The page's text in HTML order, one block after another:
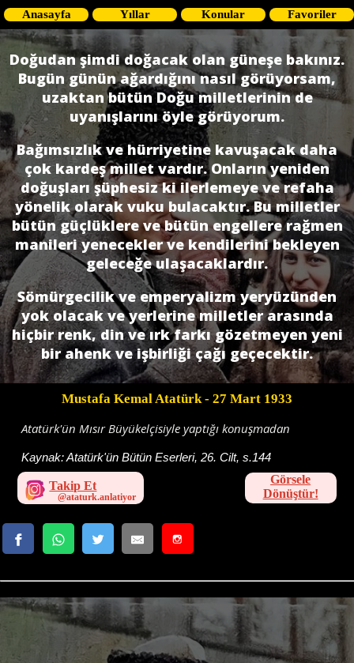
Anasayfa Yıllar Konular Favoriler
Doğudan şimdi doğacak olan güneşe bakınız.
Bugün günün ağardığını nasıl gö­rüyorsam,
uzaktan bütün Doğu milletlerinin de
uyanışlarını öyle görüyorum.
Bağımsızlık ve hürriyetine kavuşacak daha
çok kardeş millet vardır. Onların yeniden
doğuşları şüphesiz ki ilerlemeye ve refaha
yönelik olarak vuku bulacaktır. Bu milletler
bütün güçlüklere ve bütün engellere rağmen
manileri yenecekler ve kendilerini bekleyen
geleceğe ulaşacaklardır.
Sömürgecilik ve emperyalizm yeryüzünden
yok olacak ve yerlerine milletler arasında
hiçbir renk, din ve ırk farkı gözetmeyen yeni
bir ahenk ve işbirliği çağı geçecektir.
Mustafa Kemal Atatürk- 27 Mart 1933
Atatürk'ün Mısır Büyükelçisiyle yaptığı konuşmadan
Kaynak:Atatürk'ün Bütün Eserleri, 26. Cilt, s.144
Takip Et
Görsele
Dönüştür!